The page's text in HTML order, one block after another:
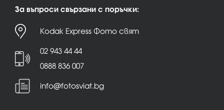
За въпроси свързани с поръчки:
Kodak Express Фото свят
02 943 44 44
0888 836 007
info@fotosviat.bg